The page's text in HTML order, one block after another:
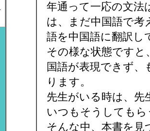
年通って一応の文法
は、まだ中国語で考
語を中国語に翻訳し
その様な状態ですと
国語が表現できず
ります。
先生がいる時は、
いつもそうしても
そんな中、本書を